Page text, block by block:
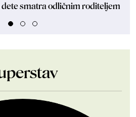
dete smatra odličnim roditeljem